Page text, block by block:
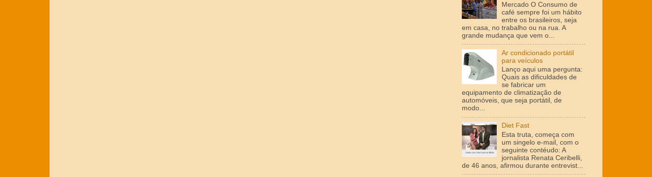
Mercado O Consumo de
café sempre foi um hábito
entre os brasileiros, seja
em casa, no trabalho ou na rua. A
grande mudança que vem o...
Ar condicionado portátil
para veículos
Lanço aqui uma pergunta:
Quais as dificuldades de
se fabricar um
equipamento de climatização de
automóveis, que seja portátil, de
modo...
Diet Fast
Esta truta, começa com
um singelo e-mail, com o
seguinte contéudo: A
jornalista Renata Ceribelli,
de 46 anos, afirmou durante entrevist...